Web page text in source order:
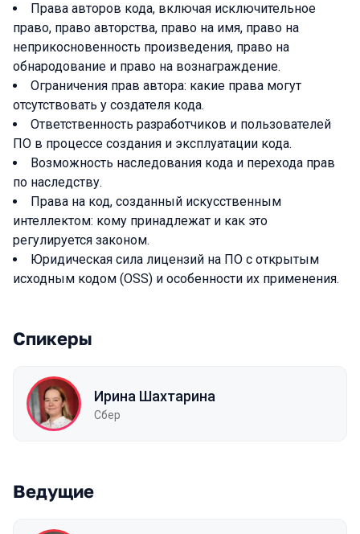
Права авторов кода, включая исключительное
право, право авторства, право на имя, право на
неприкосновенность произведения, право на
обнародование и право на вознаграждение.
Ограничения прав автора: какие права могут
отсутствовать у создателя кода.
Ответственность разработчиков и пользователей
ПО в процессе создания и эксплуатации кода.
Возможность наследования кода и перехода прав
по наследству.
Права на код, созданный искусственным
интеллектом: кому принадлежат и как это
регулируется законом.
Юридическая сила лицензий на ПО с открытым
исходным кодом (OSS) и особенности их применения.
Спикеры
Ирина Шахтарина
Сбер
Ведущие